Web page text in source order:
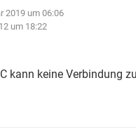
2019 um 06:06
um 18:22
kann keine Verbindung